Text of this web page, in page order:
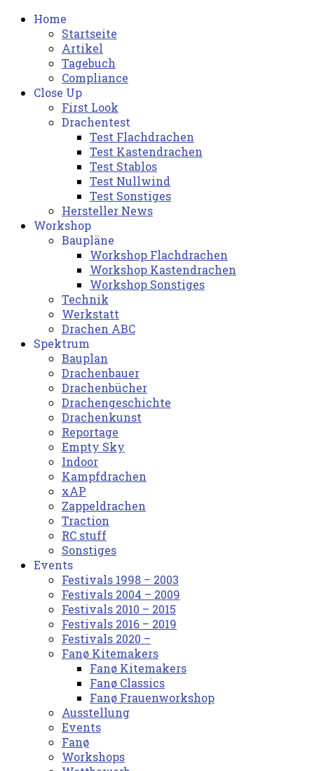
Home
Startseite
Artikel
Tagebuch
Compliance
Close Up
First Look
Drachentest
Test Flachdrachen
Test Kastendrachen
Test Stablos
Test Nullwind
Test Sonstiges
Hersteller News
Workshop
Baupläne
Workshop Flachdrachen
Workshop Kastendrachen
Workshop Sonstiges
Technik
Werkstatt
Drachen ABC
Spektrum
Bauplan
Drachenbauer
Drachenbücher
Drachengeschichte
Drachenkunst
Reportage
Empty Sky
Indoor
Kampfdrachen
xAP
Zappeldrachen
Traction
RC stuff
Sonstiges
Events
Festivals 1998 – 2003
Festivals 2004 – 2009
Festivals 2010 – 2015
Festivals 2016 – 2019
Festivals 2020 –
Fanø Kitemakers
Fanø Kitemakers
Fanø Classics
Fanø Frauenworkshop
Ausstellung
Events
Fanø
Workshops